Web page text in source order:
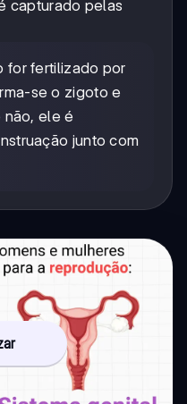
capturado pelas
for fertilizado por
se o zigoto e
não, ele é
junto com